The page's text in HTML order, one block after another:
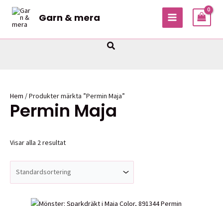
Hoppa
innehåll
Garn & mera
MAIN
Sök
Hem / Produkter märkta ”Permin Maja”
Permin Maja
Visar alla 2 resultat